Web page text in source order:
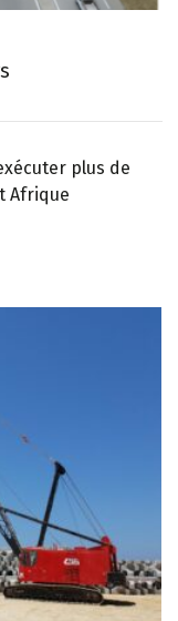
plus de
Afrique